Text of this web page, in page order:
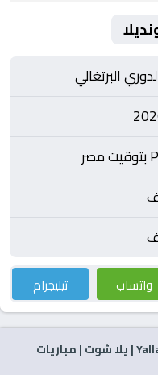
البرتغالي
واتساب تيليجرام
- Yalla Shoot | يلا شوت | مباريات